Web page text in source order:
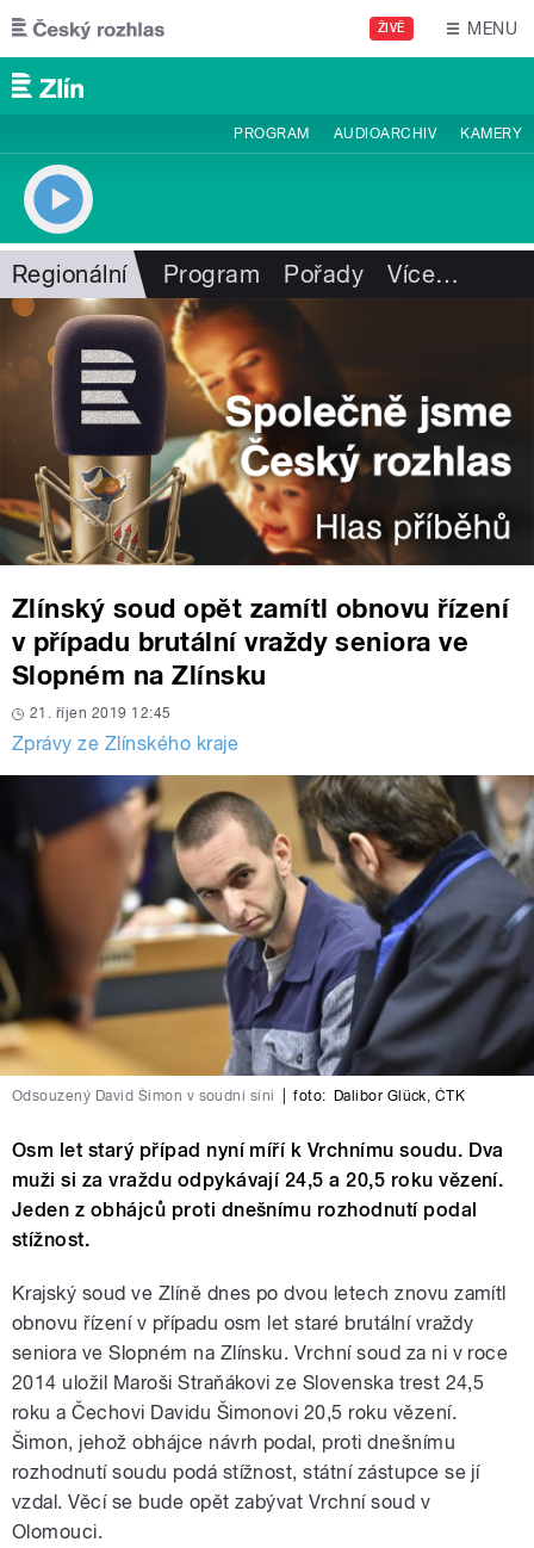
Přejít k hlavnímu obsahu
ŽIVĚ MENU
PROGRAM AUDIOARCHIV KAMERY
Regionální Program Pořady Více…
Zlínský soud opět zamítl obnovu řízení
v případu brutální vraždy seniora ve
Slopném na Zlínsku
21. říjen 2019 12:45
Zprávy ze Zlínského kraje
Odsouzený David Šimon v soudní síni foto: Dalibor Glück, ČTK
Osm let starý případ nyní míří k Vrchnímu soudu. Dva
muži si za vraždu odpykávají 24,5 a 20,5 roku vězení.
Jeden z obhájců proti dnešnímu rozhodnutí podal
stížnost.
Krajský soud ve Zlíně dnes po dvou letech znovu zamítl
obnovu řízení v případu osm let staré brutální vraždy
seniora ve Slopném na Zlínsku. Vrchní soud za ni v roce
2014 uložil Maroši Straňákovi ze Slovenska trest 24,5
roku a Čechovi Davidu Šimonovi 20,5 roku vězení.
Šimon, jehož obhájce návrh podal, proti dnešnímu
rozhodnutí soudu podá stížnost, státní zástupce se jí
vzdal. Věcí se bude opět zabývat Vrchní soud v
Olomouci.